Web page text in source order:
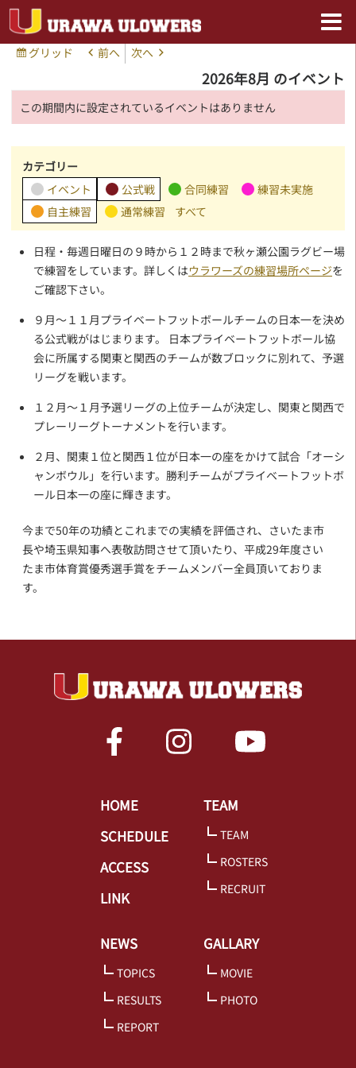
グリッド
表 前へ 次へ
2026年8月 のイベント
この期間内に設定されているイベントはありません
カテゴリー
イベント
公式戦 合同練習
練習未実施
自主練習
通常練習 すべて
日程・毎週日曜日の９時から１２時まで秋ヶ瀬公園ラグビー場
で練習をしています。詳しくはウラワーズの練習場所ページを
ご確認下さい。
９月～１１月プライベートフットボールチームの日本一を決め
る公式戦がはじまります。 日本プライベートフットボール協
会に所属する関東と関西のチームが数ブロックに別れて、予選
リーグを戦います。
１２月～１月予選リーグの上位チームが決定し、関東と関西で
プレーリーグトーナメントを行います。
２月、関東１位と関西１位が日本一の座をかけて試合「オーシ
ャンボウル」を行います。勝利チームがプライベートフットボ
ール日本一の座に輝きます。
今まで50年の功績とこれまでの実績を評価され、さいたま市
長や埼玉県知事へ表敬訪問させて頂いたり、平成29年度さい
たま市体育賞優秀選手賞をチームメンバー全員頂いておりま
す。
HOME
SCHEDULE
ACCESS
LINK
TEAM
TEAM
ROSTERS
RECRUIT
NEWS
TOPICS
RESULTS
REPORT
GALLARY
MOVIE
PHOTO